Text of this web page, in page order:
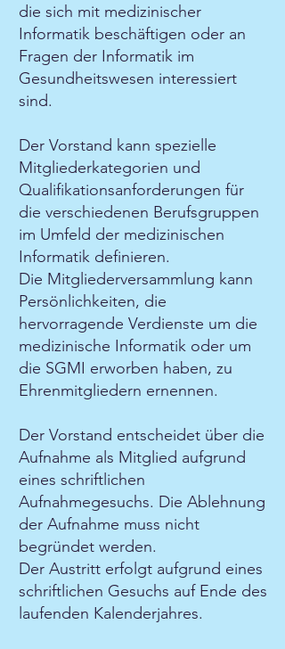
die sich mit medizinischer
Informatik beschäftigen oder an
Fragen der Informatik im
Gesundheitswesen interessiert
sind.
Der Vorstand kann spezielle
Mitgliederkategorien und
Qualifikationsanforderungen für
die verschiedenen Berufsgruppen
im Umfeld der medizinischen
Informatik definieren.
Die Mitgliederversammlung kann
Persönlichkeiten, die
hervorragende Verdienste um die
medizinische Informatik oder um
die SGMI erworben haben, zu
Ehrenmitgliedern ernennen.
Der Vorstand entscheidet über die
Aufnahme als Mitglied aufgrund
eines schriftlichen
Aufnahmegesuchs. Die Ablehnung
der Aufnahme muss nicht
begründet werden.
Der Austritt erfolgt aufgrund eines
schriftlichen Gesuchs auf Ende des
laufenden Kalenderjahres.